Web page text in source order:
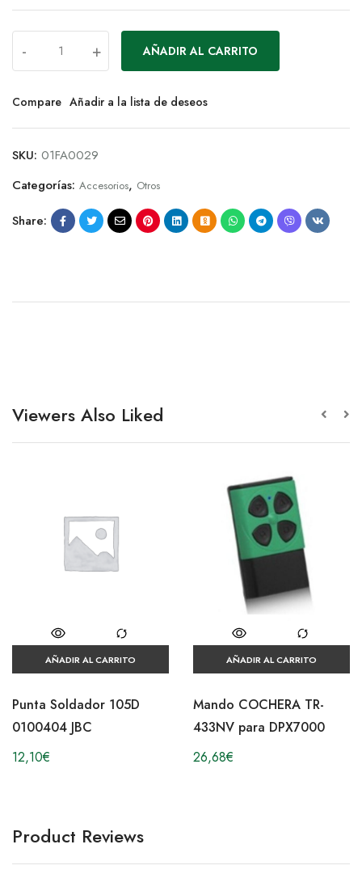
- + AÑADIR AL CARRITO
Compare Añadir a la lista de deseos
SKU: 01FA0029
Categorías: Accesorios, Otros
Share:
Viewers Also Liked
AÑADIR AL CARRITO
Punta Soldador 105D
0100404 JBC
12,10€
AÑADIR AL CARRITO
Mando COCHERA TR-
433NV para DPX7000
26,68€
Product Reviews